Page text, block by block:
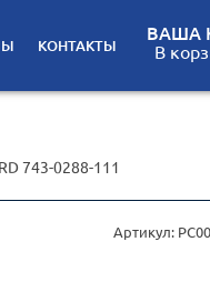
КОНТАКТЫ
ВАША
В
743-0288-111
Артикул: